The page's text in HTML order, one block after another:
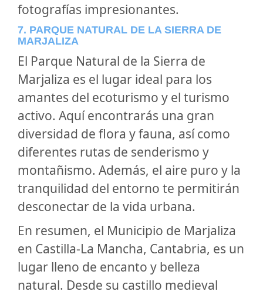
fotografías impresionantes.
7. PARQUE NATURAL DE LA SIERRA DE
MARJALIZA
El Parque Natural de la Sierra de
Marjaliza es el lugar ideal para los
amantes del ecoturismo y el turismo
activo. Aquí encontrarás una gran
diversidad de flora y fauna, así como
diferentes rutas de senderismo y
montañismo. Además, el aire puro y la
tranquilidad del entorno te permitirán
desconectar de la vida urbana.
En resumen, el Municipio de Marjaliza
en Castilla-La Mancha, Cantabria, es un
lugar lleno de encanto y belleza
natural. Desde su castillo medieval